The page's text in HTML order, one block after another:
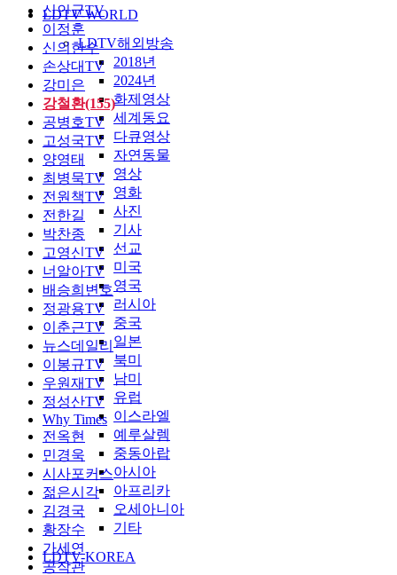
LDTV-WORLD
LDTV해외방송
2018년
2024년
화제영상
세계동요
다큐영상
자연동물
영상
영화
사진
기사
선교
미국
영국
러시아
중국
일본
북미
남미
유럽
이스라엘
예루살렘
중동아랍
아시아
아프리카
오세아니아
기타
LDTV-KOREA
신인균TV
이정훈
신의한수
손상대TV
강미은
강철환(155)
공병호TV
고성국TV
양영태
최병묵TV
전원책TV
전한길
박찬종
고영신TV
너알아TV
배승희변호
정광용TV
이춘근TV
뉴스데일리
이봉규TV
우원재TV
정성산TV
Why Times
전옥현
민경욱
시사포커스
젊은시각
김경국
황장수
가세연
공작관